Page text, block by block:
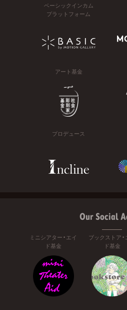
ベーシックインカム
プラットフォーム
アート基金
プロデュース
Our Social
ミニシアター・エイ
ド基金
ブックストア・
ド基金